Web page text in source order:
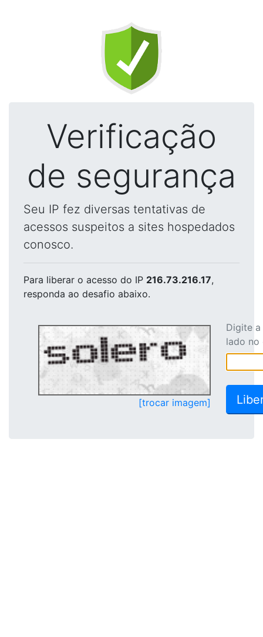
Verificação
de segurança
Seu IP fez diversas tentativas de
acessos suspeitos a sites hospedados
conosco.
Para liberar o acesso do IP 216.73.216.17,
responda ao desafio abaixo.
[trocar imagem]
Digite
lado no